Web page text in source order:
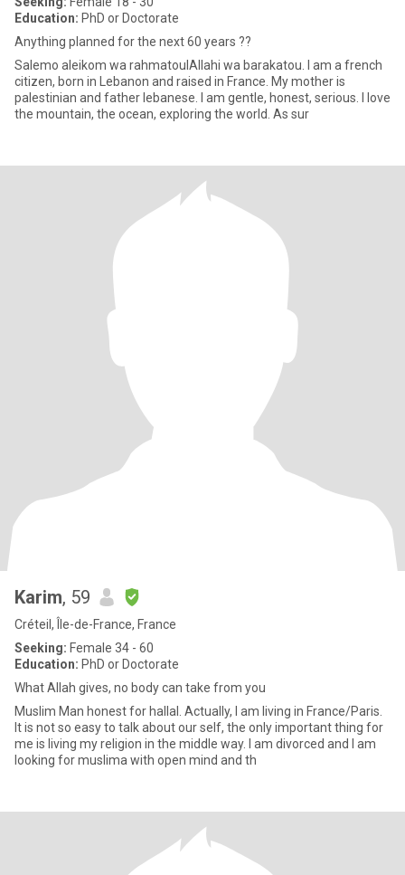
Education: PhD or Doctorate
Anything planned for the next 60 years ??
Salemo aleikom wa rahmatoulAllahi wa barakatou. I am a french
citizen, born in Lebanon and raised in France. My mother is
palestinian and father lebanese. I am gentle, honest, serious. I love
the mountain, the ocean, exploring the world. As sur
Karim, 59
Créteil, Île-de-France, France
Seeking: Female 34 - 60
Education: PhD or Doctorate
What Allah gives, no body can take from you
Muslim Man honest for hallal. Actually, I am living in France/Paris.
It is not so easy to talk about our self, the only important thing for
me is living my religion in the middle way. I am divorced and I am
looking for muslima with open mind and th